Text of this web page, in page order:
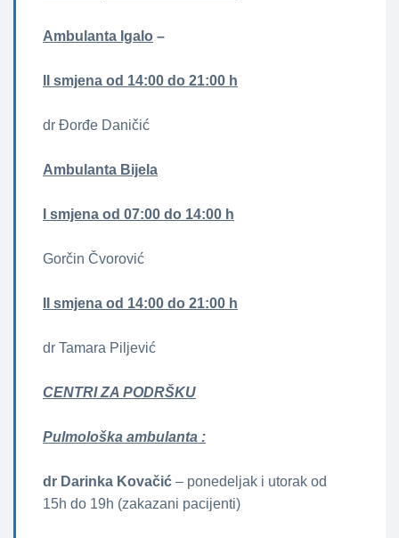
Ambulanta Igalo –
II smjena od 14:00 do 21:00 h
dr Đorđe Daničić
Ambulanta Bijela
I smjena od 07:00 do 14:00 h
Gorčin Čvorović
II smjena od 14:00 do 21:00 h
dr Tamara Piljević
CENTRI ZA PODRŠKU
Pulmološka ambulanta :
dr Darinka Kovačić – ponedeljak i utorak od
15h do 19h (zakazani pacijenti)